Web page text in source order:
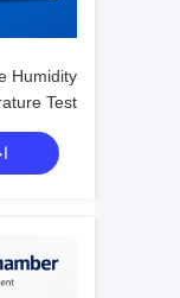
Humidity
Test